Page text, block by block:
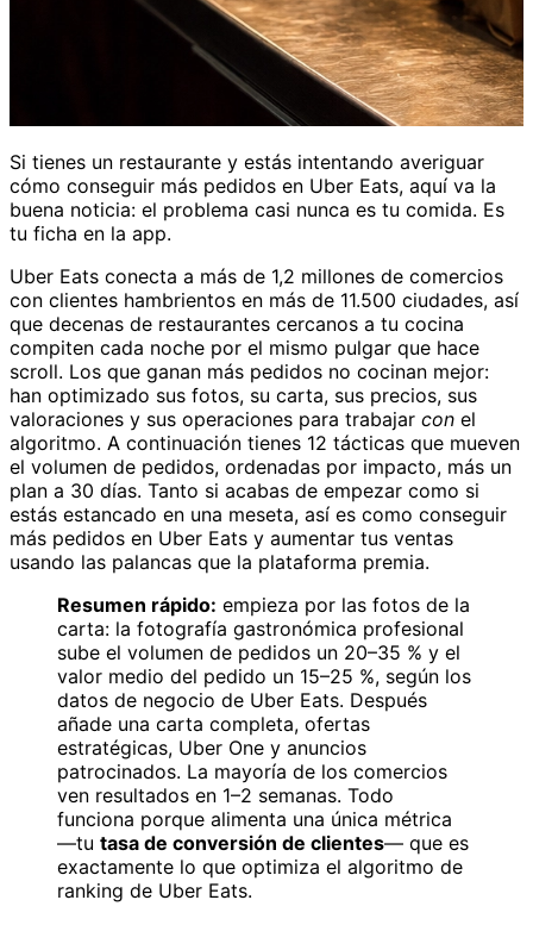
Si tienes un restaurante y estás intentando averiguar
cómo conseguir más pedidos en Uber Eats, aquí va la
buena noticia: el problema casi nunca es tu comida. Es
tu ficha en la app.
Uber Eats conecta a más de 1,2 millones de comercios
con clientes hambrientos en más de 11.500 ciudades, así
que decenas de restaurantes cercanos a tu cocina
compiten cada noche por el mismo pulgar que hace
scroll. Los que ganan más pedidos no cocinan mejor:
han optimizado sus fotos, su carta, sus precios, sus
valoraciones y sus operaciones para trabajar con el
algoritmo. A continuación tienes 12 tácticas que mueven
el volumen de pedidos, ordenadas por impacto, más un
plan a 30 días. Tanto si acabas de empezar como si
estás estancado en una meseta, así es como conseguir
más pedidos en Uber Eats y aumentar tus ventas
usando las palancas que la plataforma premia.
Resumen rápido: empieza por las fotos de la
carta: la fotografía gastronómica profesional
sube el volumen de pedidos un 20–35 % y el
valor medio del pedido un 15–25 %, según los
datos de negocio de Uber Eats. Después
añade una carta completa, ofertas
estratégicas, Uber One y anuncios
patrocinados. La mayoría de los comercios
ven resultados en 1–2 semanas. Todo
funciona porque alimenta una única métrica
—tu tasa de conversión de clientes— que es
exactamente lo que optimiza el algoritmo de
ranking de Uber Eats.